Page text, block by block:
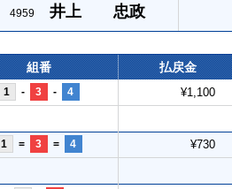
4959 井上 忠政
組番 払戻金
1 - 3 - 4 ¥1,100
1 = 3 = 4 ¥730